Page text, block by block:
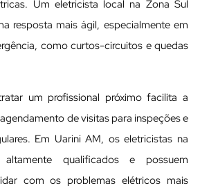
Um eletricista local na Zona Sul
resposta mais ágil, especialmente em
como curtos-circuitos e quedas
um profissional próximo facilita a
de visitas para inspeções e
Em Uarini AM, os eletricistas na
qualificados e possuem
com os problemas elétricos mais